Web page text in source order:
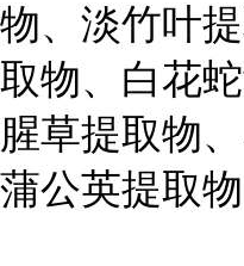
物、淡竹叶
取物、白花
腥草提取物
蒲公英提取物